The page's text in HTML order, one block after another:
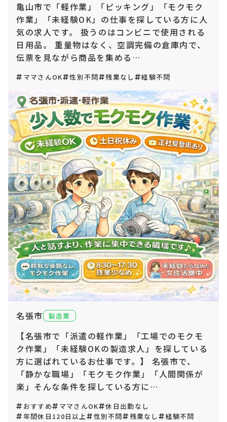
亀山市で「軽作業」「ピッキング」「モクモク
作業」「未経験OK」の仕事を探している方に人
気の求人です。 扱うのはコンビニで使用される
日用品。 重量物はなく、空調完備の倉庫内で、
伝票を見ながら商品を集める…
ママさんOK 性別不問 残業なし 経験不問
名張市 製造業
【名張市で「派遣の軽作業」「工場でのモクモ
ク作業」「未経験OKの製造求人」を探している
方に選ばれているお仕事です。】 名張市で、
「静かな職場」「モクモク作業」「人間関係が
楽」そんな条件を探している方に…
おすすめ ママさんOK
休日出勤なし
年間休日120日以上
性別不問 残業なし
経験不問